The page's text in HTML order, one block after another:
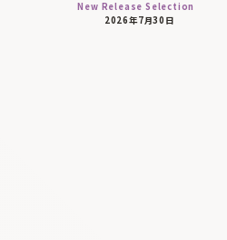
New Release Selection
2026年7月30日